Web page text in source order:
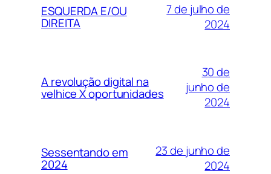
ESQUERDA E/OU
DIREITA
7 de julho de
2024
A revolução digital na
velhice X oportunidades
30 de
junho de
2024
Sessentando em
2024
23 de junho de
2024